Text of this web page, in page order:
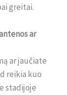
greitai.
ar
ar jaučiate
reikia kuo
stadijoje